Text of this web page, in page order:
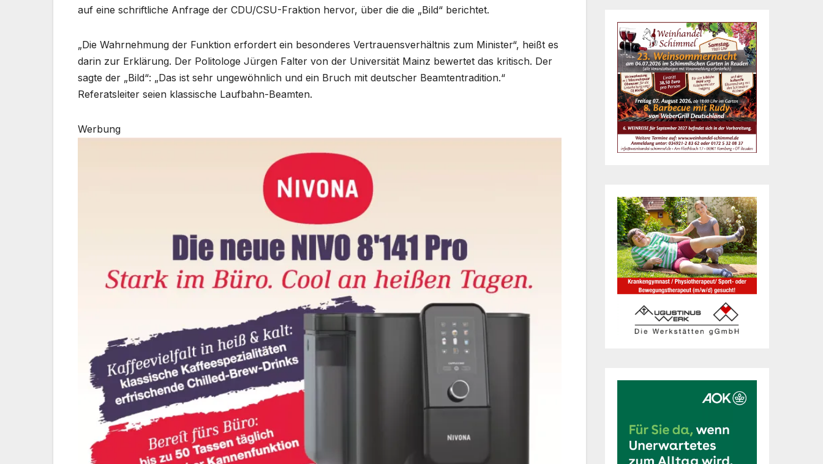
auf eine schriftliche Anfrage der CDU/CSU-Fraktion hervor, über die die „Bild“ berichtet.
„Die Wahrnehmung der Funktion erfordert ein besonderes Vertrauensverhältnis zum Minister“, heißt es
darin zur Erklärung. Der Politologe Jürgen Falter von der Universität Mainz bewertet das kritisch. Der
sagte der „Bild“: „Das ist sehr ungewöhnlich und ein Bruch mit deutscher Beamtentradition.“
Referatsleiter seien klassische Laufbahn-Beamten.
Werbung